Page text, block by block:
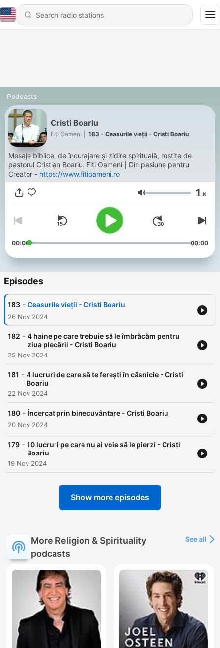
Podcasts
Cristi Boariu
Fiti Oameni 183 - Ceasurile vieții - Cristi Boariu
Mesaje biblice, de încurajare și zidire spirituală, rostite de
pastorul Cristian Boariu. Fiti Oameni | Din pasiune pentru
Creator - https://www.fitioameni.ro
Volume 1 x
00:00 00:00
Episodes
183 - Ceasurile vieții - Cristi Boariu
26 Nov 2024
182 - 4 haine pe care trebuie să le îmbrăcăm pentru
ziua plecării - Cristi Boariu
25 Nov 2024
181 - 4 lucruri de care să te ferești în căsnicie - Cristi
Boariu
22 Nov 2024
180 - Încercat prin binecuvântare - Cristi Boariu
20 Nov 2024
179 - 10 lucruri pe care nu ai voie să le pierzi - Cristi
Boariu
19 Nov 2024
Show more episodes
More Religion & Spirituality
podcasts
See all